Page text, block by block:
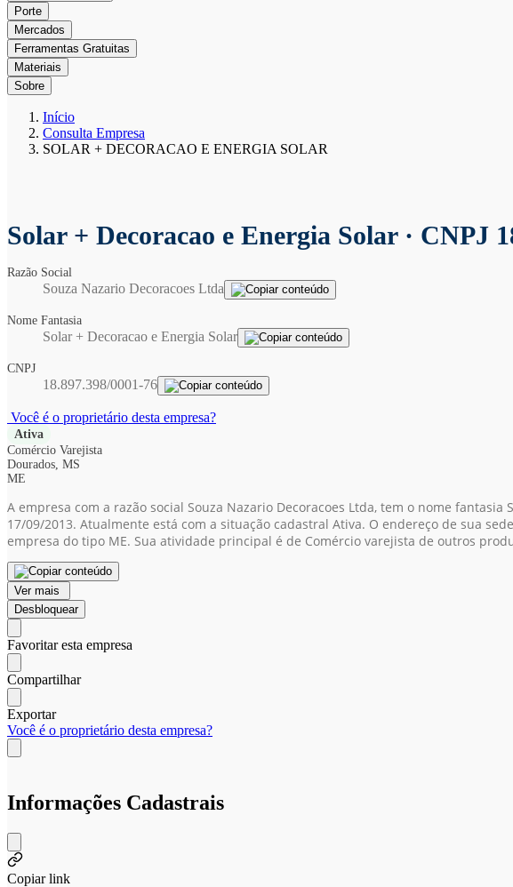
Porte
Mercados
Ferramentas Gratuitas
Materiais
Sobre
Início
Consulta Empresa
SOLAR + DECORACAO E ENERGIA SOLAR
Solar + Decoracao e Energia Solar · CNPJ
Razão Social
Souza Nazario Decoracoes Ltda
Nome Fantasia
Solar + Decoracao e Energia Solar
CNPJ
18.897.398/0001-76
Você é o proprietário desta empresa?
Ativa
Comércio Varejista
Dourados, MS
ME
A empresa com a razão social Souza Nazario Decoracoes Ltda, tem o nome fantasia
17/09/2013. Atualmente está com a situação cadastral Ativa. O endereço de sua
empresa do tipo ME. Sua atividade principal é de Comércio varejista de outros
Ver mais
Desbloquear
Favoritar esta empresa
Compartilhar
Exportar
Você é o proprietário desta empresa?
Informações Cadastrais
Copiar link